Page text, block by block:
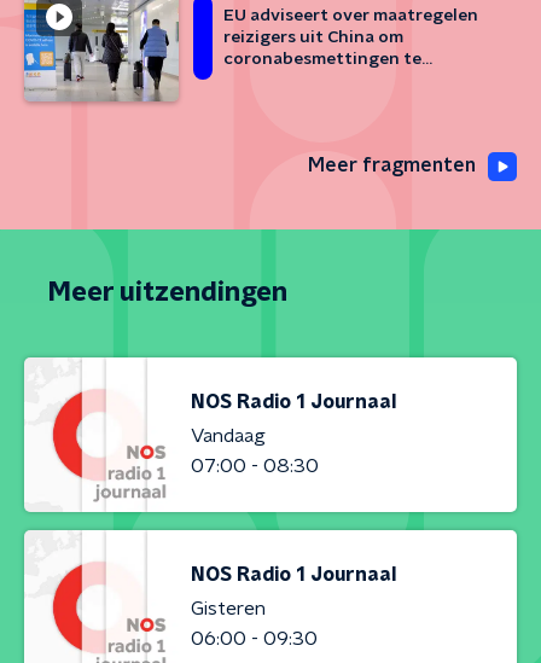
EU adviseert over maatregelen
reizigers uit China om
coronabesmettingen te
Meer fragmenten
Meer uitzendingen
NOS Radio 1 Journaal
Vandaag
07:00 - 08:30
NOS Radio 1 Journaal
Gisteren
06:00 - 09:30